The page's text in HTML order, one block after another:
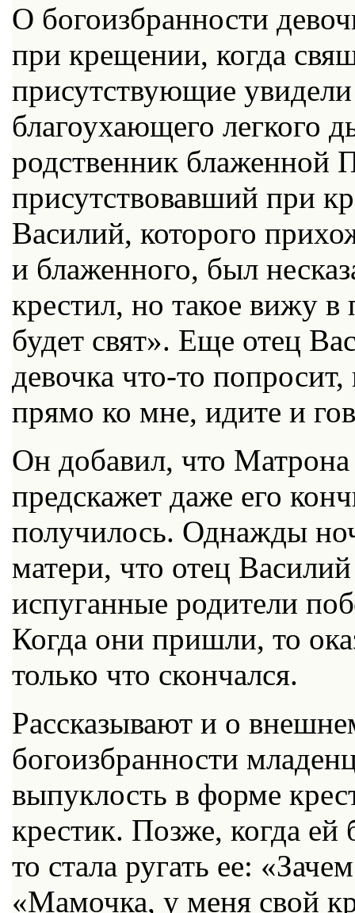
О богоизбранности
при крещении, когда
присутствующие
благоухающего легкого
родственник блаженной
присутствовавший при
Василий, которого
и блаженного, был
крестил, но такое вижу в
будет свят». Еще отец
девочка что-то
прямо ко мне, идите и
Он добавил, что Матрона
предскажет даже его
получилось. Однажды
матери, что отец
испуганные родители
Когда они пришли, то
только что скончался.
Рассказывают и о
богоизбранности
выпуклость в форме
крестик. Позже, когда
то стала ругать ее:
«Мамочка, у меня свой